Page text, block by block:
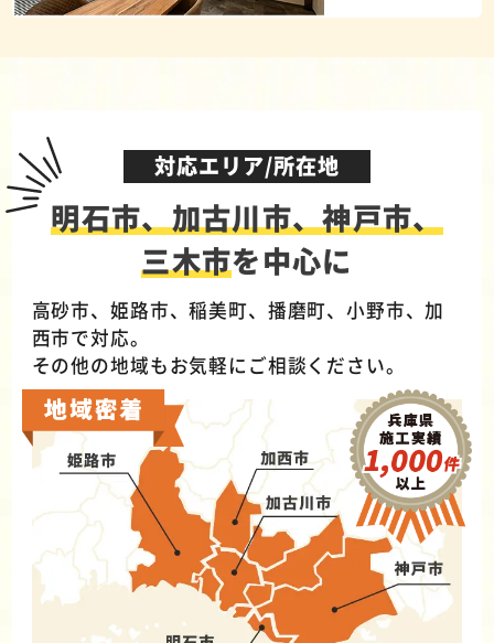
対応エリア/所在地
明石市、加古川市、神戸市、
三木市を中心に
高砂市、姫路市、稲美町、播磨町、小野市、加
西市で対応。
その他の地域もお気軽にご相談ください。